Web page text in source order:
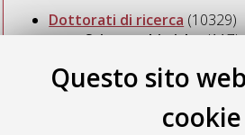
Questo sito
cookie
Dottorati di ricerca (10329)
Scienze chimiche(117)
Seleziona una voce dall'elenco